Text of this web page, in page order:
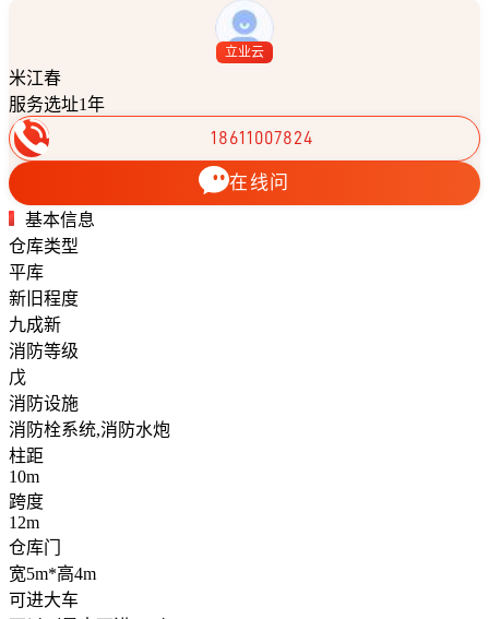
立业云
米江春
服务选址1年
18611007824
在线问
基本信息
仓库类型
平库
新旧程度
九成新
消防等级
戊
消防设施
消防栓系统,消防水炮
柱距
10m
跨度
12m
仓库门
宽5m*高4m
可进大车